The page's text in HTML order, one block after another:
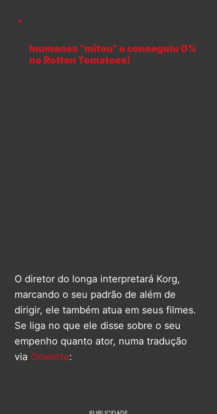
Inumanos “mitou” e conseguiu 0%
no Rotten Tomatoes!
O diretor do longa interpretará Korg,
marcando o seu padrão de além de
dirigir, ele também atua em seus filmes.
Se liga no que ele disse sobre o seu
empenho quanto ator, numa tradução
via Omelete: